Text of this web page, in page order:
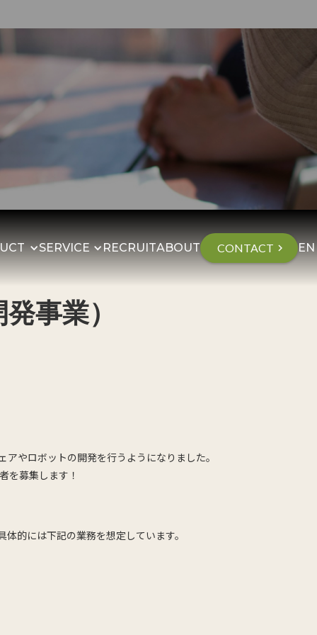
SERVICE RECRUITABOUT CONTACT chevron_right EN
事業）
やロボットの開発を行うようになりました。
を募集します！
的には下記の業務を想定しています。